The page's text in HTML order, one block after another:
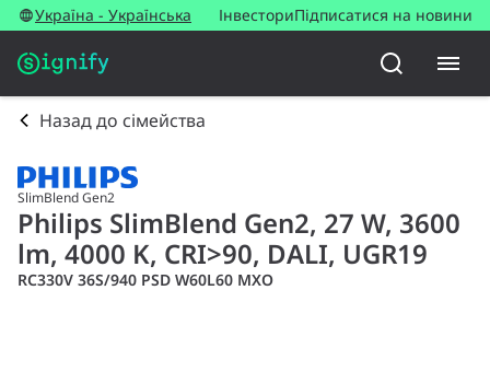
Україна - Українська ІнвесториПідписатися на новини
Назад до сімейства
SlimBlend Gen2
Philips SlimBlend Gen2, 27 W, 3600
lm, 4000 K, CRI>90, DALI, UGR19
RC330V 36S/940 PSD W60L60 MXO